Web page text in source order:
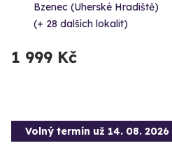
Bzenec (Uherské Hradiště)
(+ 28 dalších lokalit)
1 999 Kč
Volný termín už 14. 08. 2026